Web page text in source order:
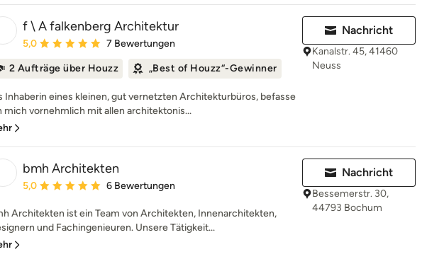
f \ A falkenberg Architektur
Durchschnittliche Bewertung: 5 von 5 Sternen
5,0 7 Bewertungen
2 Aufträge über Houzz „Best of Houzz“-Gewinner
Inhaberin eines kleinen, gut vernetzten Architekturbüros, befasse
mich vornehmlich mit allen architektonis...
Nachricht
Kanalstr. 45, 41460
Neuss
bmh Architekten
Durchschnittliche Bewertung: 5 von 5 Sternen
5,0 6 Bewertungen
Architekten ist ein Team von Architekten, Innenarchitekten,
und Fachingenieuren. Unsere Tätigkeit...
Nachricht
Bessemerstr. 30,
44793 Bochum